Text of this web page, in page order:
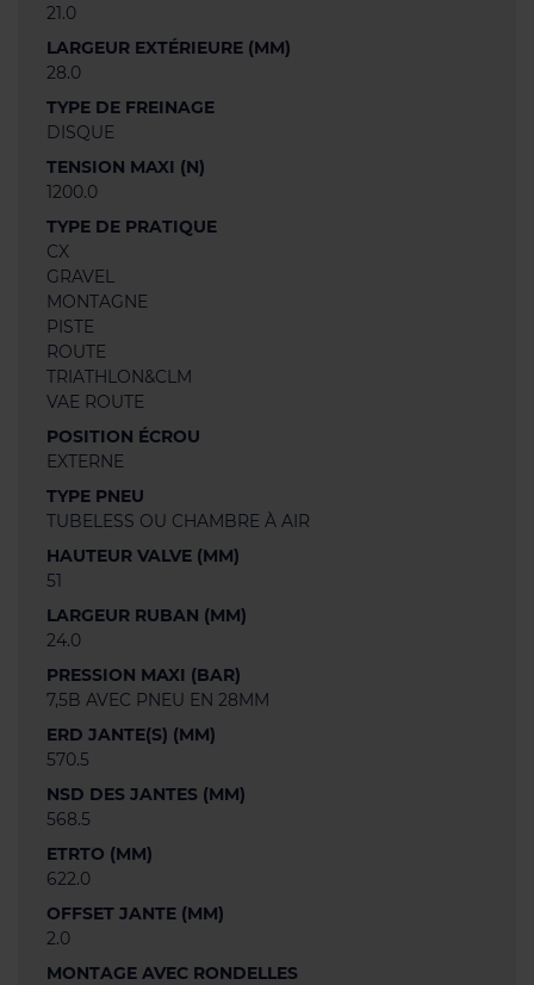
21.0
LARGEUR EXTÉRIEURE (MM)
28.0
TYPE DE FREINAGE
DISQUE
TENSION MAXI (N)
1200.0
TYPE DE PRATIQUE
CX
GRAVEL
MONTAGNE
PISTE
ROUTE
TRIATHLON&CLM
VAE ROUTE
POSITION ÉCROU
EXTERNE
TYPE PNEU
TUBELESS OU CHAMBRE À AIR
HAUTEUR VALVE (MM)
51
LARGEUR RUBAN (MM)
24.0
PRESSION MAXI (BAR)
7,5B AVEC PNEU EN 28MM
ERD JANTE(S) (MM)
570.5
NSD DES JANTES (MM)
568.5
ETRTO (MM)
622.0
OFFSET JANTE (MM)
2.0
MONTAGE AVEC RONDELLES